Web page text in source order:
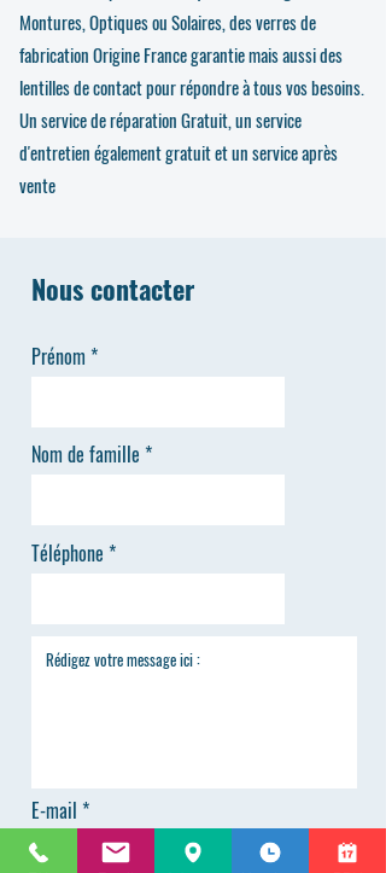
Montures, Optiques ou Solaires, des verres de
fabrication Origine France garantie mais aussi des
lentilles de contact pour répondre à tous vos besoins.
Un service de réparation Gratuit, un service
d'entretien également gratuit et un service après
vente
Nous contacter
Prénom
Nom de famille
Téléphone
E-mail